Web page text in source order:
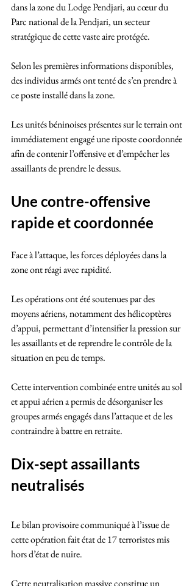
dans la zone du Lodge Pendjari, au cœur du
Parc national de la Pendjari, un secteur
stratégique de cette vaste aire protégée.
Selon les premières informations disponibles,
des individus armés ont tenté de s’en prendre à
ce poste installé dans la zone.
Les unités béninoises présentes sur le terrain ont
immédiatement engagé une riposte coordonnée
afin de contenir l’offensive et d’empêcher les
assaillants de prendre le dessus.
Une contre-offensive
rapide et coordonnée
Face à l’attaque, les forces déployées dans la
zone ont réagi avec rapidité.
Les opérations ont été soutenues par des
moyens aériens, notamment des hélicoptères
d’appui, permettant d’intensifier la pression sur
les assaillants et de reprendre le contrôle de la
situation en peu de temps.
Cette intervention combinée entre unités au sol
et appui aérien a permis de désorganiser les
groupes armés engagés dans l’attaque et de les
contraindre à battre en retraite.
Dix-sept assaillants
neutralisés
Le bilan provisoire communiqué à l’issue de
cette opération fait état de 17 terroristes mis
hors d’état de nuire.
Cette neutralisation massive constitue un